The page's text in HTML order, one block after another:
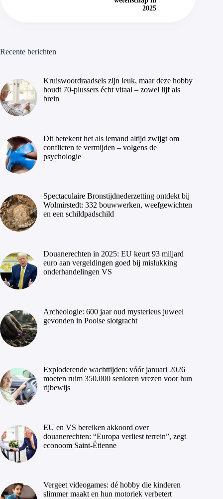
2025
Recente berichten
Kruiswoordraadsels zijn leuk, maar deze hobby
houdt 70-plussers écht vitaal – zowel lijf als
brein
Dit betekent het als iemand altijd zwijgt om
conflicten te vermijden – volgens de
psychologie
Spectaculaire Bronstijdnederzetting ontdekt bij
Wolmirstedt: 332 bouwwerken, weefgewichten
en een schildpadschild
Douanerechten in 2025: EU keurt 93 miljard
euro aan vergeldingen goed bij mislukking
onderhandelingen VS
Archeologie: 600 jaar oud mysterieus juweel
gevonden in Poolse slotgracht
Exploderende wachttijden: vóór januari 2026
moeten ruim 350.000 senioren vrezen voor hun
rijbewijs
EU en VS bereiken akkoord over
douanerechten: “Europa verliest terrein”, zegt
econoom Saint-Étienne
Vergeet videogames: dé hobby die kinderen
slimmer maakt en hun motoriek verbetert